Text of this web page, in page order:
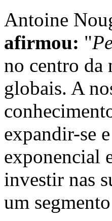
Antoine
afirmou: "
no centro da
globais. A
expandir-se
exponencial
investir nas
um